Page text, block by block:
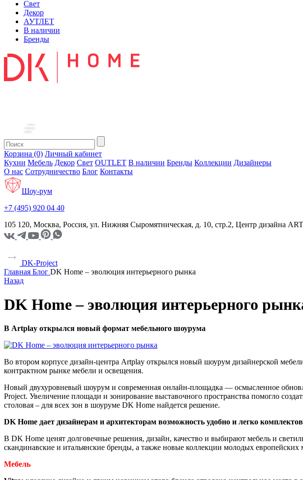
Свет
Декор
АУТЛЕТ
В наличии
Бренды
Корзина (0) Личный кабинет
Кухни Мебель Декор Свет OUTLET В наличии Бренды Коллекции Дизайнеры
О нас Сотрудничество Блог Контакты
Шоу-рум
+7 (495) 920 04 40
105 120, Москва, Россия, ул. Нижняя Сыромятническая, д. 10, стр.2, Центр дизайна
DK-Project
Главная Блог DK Home – эволюция интерьерного рынка
Назад
DK Home – эволюция интерьерного
В Artplay открылся новый формат мебельного шоурума
Во втором корпусе дизайн-центра Artplay открылся новый шоурум дизайнерской
контрактном рынке мебели и освещения.
Новый двухуровневый шоурум и современная онлайн-площадка — осмысленное
Project. Увеличение площади и зонирование выставочного пространства помогло
столовая – для всех зон в шоуруме DK Home найдется решение.
DK Home дает дизайнерам и архитекторам возможность удобно и легко
В DK Home ценят долговечные решения, дизайн, качество и выбирают мебель и
скандинавские и итальянские бренды, а также новые коллекции молодых европейских
Мебель